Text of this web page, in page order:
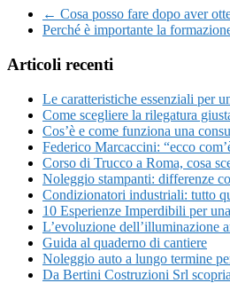
← Cosa posso fare dopo aver
Perché è importante la
Articoli recenti
Le caratteristiche essenziali per
Come scegliere la rilegatura
Cos’è e come funziona una
Federico Marcaccini: “ecco
Corso di Trucco a Roma, cosa
Noleggio stampanti: differenze
Condizionatori industriali: tutto
10 Esperienze Imperdibili per
L’evoluzione dell’illuminazione
Guida al quaderno di cantiere
Noleggio auto a lungo termine
Da Bertini Costruzioni Srl